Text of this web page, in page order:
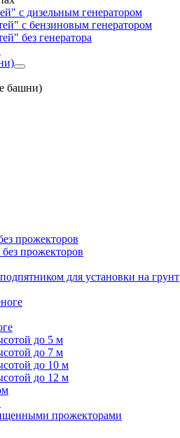
с дизельным генератором
с бензиновым генератором
без генератора
башни)
прожекторов
прожекторов
для установки на грунт
до 5 м
до 7 м
до 10 м
до 12 м
прожекторами